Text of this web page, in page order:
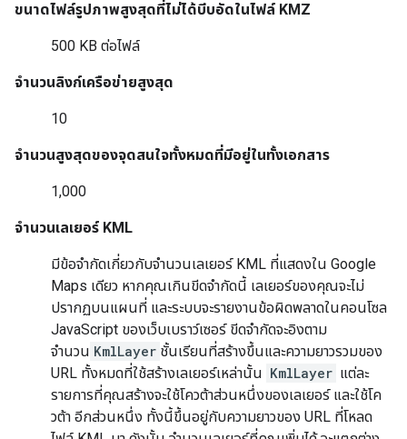
ขนาดไฟล์รูปภาพสูงสุดที่ไม่ได้บีบอัดในไฟล์ KMZ
500 KB ต่อไฟล์
จำนวนลิงก์เครือข่ายสูงสุด
10
จำนวนสูงสุดของจุดสนใจทั้งหมดที่มีอยู่ในทั้งเอกสาร
1,000
จำนวนเลเยอร์ KML
มีข้อจำกัดเกี่ยวกับจำนวนเลเยอร์ KML ที่แสดงใน Google
Maps เดียว หากคุณเกินขีดจำกัดนี้ เลเยอร์ของคุณจะไม่
ปรากฏบนแผนที่ และระบบจะรายงานข้อผิดพลาดในคอนโซล
JavaScript ของเว็บเบราว์เซอร์ ขีดจำกัดจะอิงตาม
จำนวน KmlLayer ชั้นเรียนที่สร้างขึ้นและความยาวรวมของ
URL ทั้งหมดที่ใช้สร้างเลเยอร์เหล่านั้น KmlLayer แต่ละ
รายการที่คุณสร้างจะใช้โควต้าส่วนหนึ่งของเลเยอร์ และใช้โค
วต้า อีกส่วนหนึ่ง ทั้งนี้ขึ้นอยู่กับความยาวของ URL ที่โหลด